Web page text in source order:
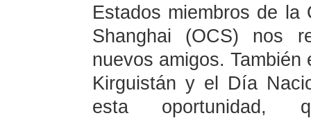
Estados miembros de la
Shanghai (OCS) nos
nuevos amigos.
Kirguistán y el Día
esta oportunidad,